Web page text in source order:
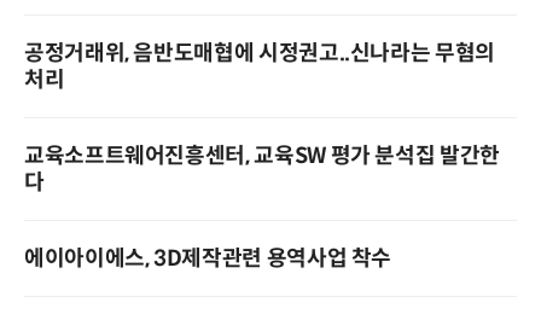
공정거래위, 음반도매협에 시정권고..신나라는 무혐의
처리
교육소프트웨어진흥센터, 교육SW 평가 분석집 발간한
다
에이아이에스, 3D제작관련 용역사업 착수